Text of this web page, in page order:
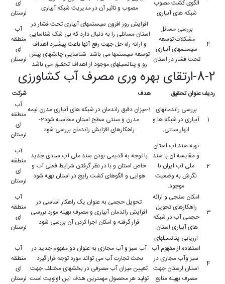
الگوی کشت مصوب
شبکه های آبیاری
مصوب و تاثیر آن در مدیریت شبکه آبیاری
ای
لرستان
4
بررسی مسائل
مشکلات توسعه
سیستمهای آبیاری
تحت فشار در استان
افزایش روز افزون سیستمهای آبیاری تحت فشار در
استان مسائلی را به دنبال دارد که بی شک شناسایی
و ارائه راه حل جهت رفع آنها باعث پیشبرد اهداف
توسعه سیستمها می باشد. شناسایی چالشهای پیش
رو و پتانسیلهای موجود از اهداف تحقیق می باشد
آب
منطقه
ای
لرستان
8-2-ارتقای بهره وری مصرف آب کشاورزی
ردیفعنوان تحقیق هدف شرکت
1
بررسی راندمانهای
آبیاری در شبکه ها و
انهار سنتی.
1-میزان دقیق راندمان در شبکه های آبیاری مدرن نیمه
مدرن و سنتی سطح استان محاسبه شود2-
راهکارهای افزایش راندمان بررسی شود
آب
منطقه
ای
لرستان
2
تهیه سند آب استان
و مقایسه آن با سند
ملی آب ایران با
نگرش به وضعیت
موجود.
با توجه به قدیمی بودن سند ملی آب سندی جدید
خاص استان و با در نظر گرفتن شرایط فعلی آب و
هوایی و الگوهای کشت رایج در استان تهیه شود
آب
منطقه
ای
لرستان
3
امکان سنجی و ارائه
راهکارهای تحویل
حجمی آب در شبکه
های آبیاری استان.
تحویل حجمی به عنوان یک راهکار اساسی در
افزایش راندمان آبیاری و مصرف بهینه مورد بررسی
قرار گرفته و امکان اجرا کردن آن بررسی شود
آب
منطقه
ای
لرستان
4
ارزیابی پتانسیلهای
استفاده از مفهوم آب
سبز وآب مجازی در
استان لرستان جهت
مصرف بهینه منابع
آب سبز و آب مجازی به عنوان دو مفهوم جدید در
بحث تجارت آب می تواند مورد توجه قرار گیرد.
تعیین میزان آب مصرفی در بخشهای مختلف جهت
تولید هر محصول مهمترین هدف این اولویت است
آب
منطقه
ای
لرستان